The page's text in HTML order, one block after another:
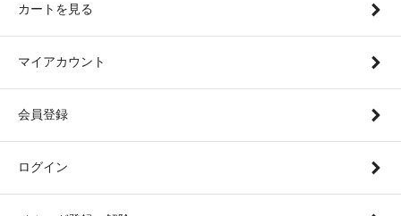
カートを見る
マイアカウント
会員登録
ログイン